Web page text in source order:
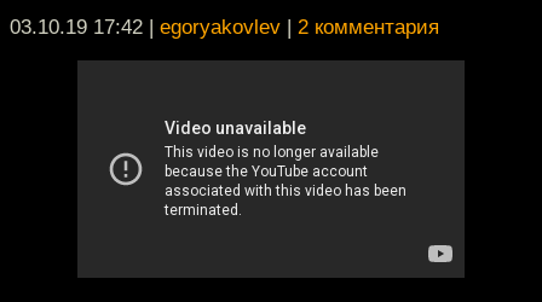
03.10.19 17:42 | egoryakovlev | 2 комментария